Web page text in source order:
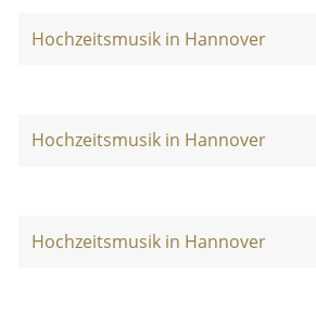
Hochzeitsmusik in Hannover
Hochzeitsmusik in Hannover
Hochzeitsmusik in Hannover